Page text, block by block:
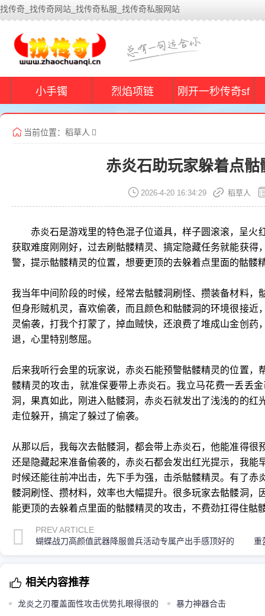
找传奇_找传奇网站_找传奇私服_找传奇私服网站
小手镯 烈焰项链 刚开一秒传奇sf
当前位置： 稻草人
赤炎石助玩家躲着点
2026-4-20 16:34:29 稻草人
赤炎石是游戏里的特色混子位道具，样子圆滚滚，呈
获取难度刚刚好，过去刷骷髅精灵、搞定隐藏任务就能获
警，提示骷髅精灵的位置，想要更顶的去躲着点里面的骷髅
我当年中间阶段的时候，经常去骷髅洞刷怪、攒装备材料
但身形贼机灵，喜欢偷袭，而且颜色和骷髅洞的环境很接
灵偷袭，打我个打蒙了，掉血贼快，还浪费了堆成山金创
退，心里特别憋屈。
后来我听行会里的玩家说，赤炎石能预警骷髅精灵的位置
髅精灵的攻击，就准保要带上赤炎石。我立马花费一丢丢
洞，果真如此，刚进入骷髅洞，赤炎石就发出了浅浅的的
走位躲开，搞定了躲过了偷袭。
从那以后，我每次去骷髅洞，都会带上赤炎石，他能准得
还是隐藏起来准备偷袭的，赤炎石都会发出红光提示，我
时候还能往前冲出击，先下手为强，击杀骷髅精灵。有了
髅洞刷怪、攒材料，效率也大幅提升。很多玩家去骷髅洞
能更顶的去躲着点里面的骷髅精灵的攻击，不费劲扛得住骷
PREV ARTICLE
蝴蝶战刀高颜值武器降服兽兵活动专属产出手感顶好的
重
相关内容推荐
龙炎之刃覆盖面性攻击优势扎眼得很的
暴力神器合击